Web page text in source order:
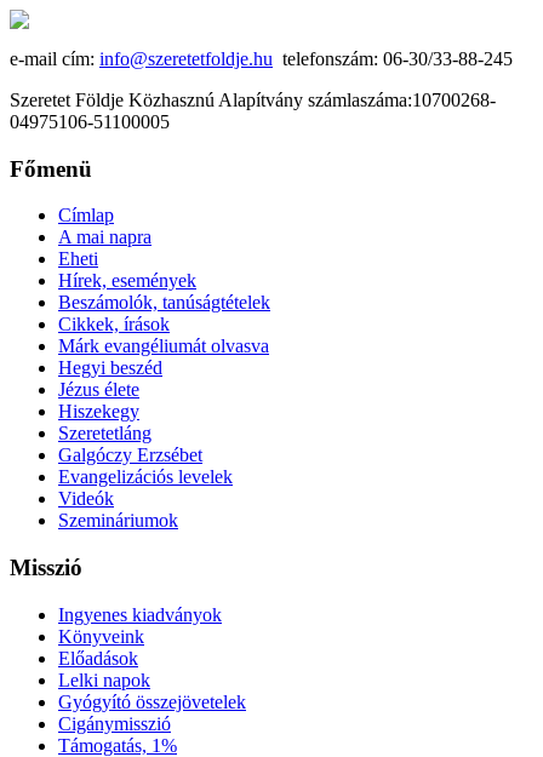
e-mail cím: info@szeretetfoldje.hu telefonszám: 06-30/33-88-245
Szeretet Földje Közhasznú Alapítvány számlaszáma:10700268-
04975106-51100005
Főmenü
Címlap
A mai napra
Eheti
Hírek, események
Beszámolók, tanúságtételek
Cikkek, írások
Márk evangéliumát olvasva
Hegyi beszéd
Jézus élete
Hiszekegy
Szeretetláng
Galgóczy Erzsébet
Evangelizációs levelek
Videók
Szemináriumok
Misszió
Ingyenes kiadványok
Könyveink
Előadások
Lelki napok
Gyógyító összejövetelek
Cigánymisszió
Támogatás, 1%